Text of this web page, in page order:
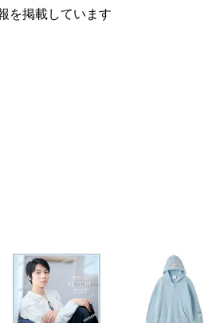
を掲載しています